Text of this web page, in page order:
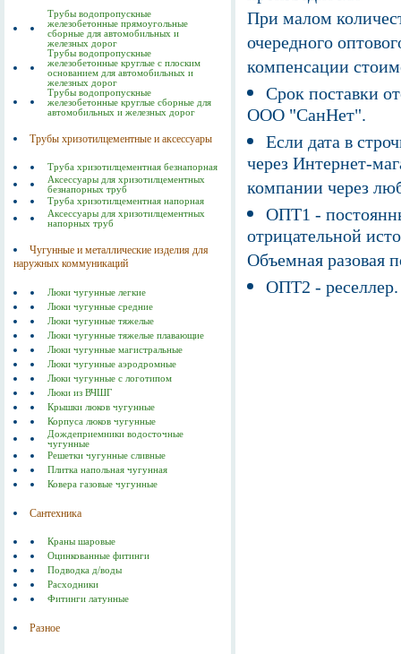
Трубы водопропускные
железобетонные прямоугольные
сборные для автомобильных и
железных дорог
Трубы водопропускные
железобетонные круглые с плоским
основанием для автомобильных и
железных дорог
Трубы водопропускные
железобетонные круглые сборные для
автомобильных и железных дорог
Трубы хризотилцементные и аксессуары
Труба хризотилцементная безнапорная
Аксессуары для хризотилцементных
безнапорных труб
Труба хризотилцементная напорная
Аксессуары для хризотилцементных
напорных труб
Чугунные и металлические изделия для
наружных коммуникаций
Люки чугунные легкие
Люки чугунные средние
Люки чугунные тяжелые
Люки чугунные тяжелые плавающие
Люки чугунные магистральные
Люки чугунные аэродромные
Люки чугунные с логотипом
Люки из ВЧШГ
Крышки люков чугунные
Корпуса люков чугунные
Дождеприемники водосточные
чугунные
Решетки чугунные сливные
Плитка напольная чугунная
Ковера газовые чугунные
Сантехника
Краны шаровые
Оцинкованные фитинги
Подводка д/воды
Расходники
Фитинги латунные
Разное
При малом
очередного
компенсации
Срок поставки
ООО "СанНет".
Если дата в
через Интернет-
компании через
ОПТ1 -
отрицательной
Объемная разовая
ОПТ2 -